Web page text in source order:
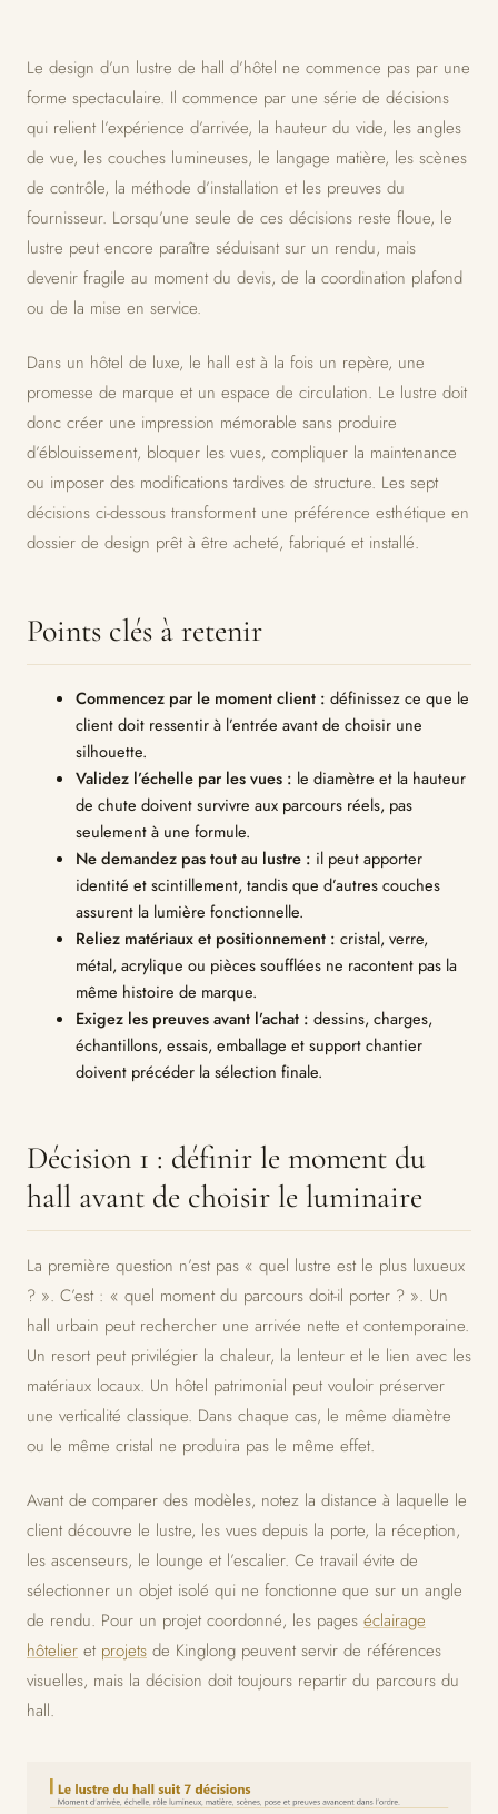
Le design d’un lustre de hall d’hôtel ne commence pas par une
forme spectaculaire. Il commence par une série de décisions
qui relient l’expérience d’arrivée, la hauteur du vide, les angles
de vue, les couches lumineuses, le langage matière, les scènes
de contrôle, la méthode d’installation et les preuves du
fournisseur. Lorsqu’une seule de ces décisions reste floue, le
lustre peut encore paraître séduisant sur un rendu, mais
devenir fragile au moment du devis, de la coordination plafond
ou de la mise en service.
Dans un hôtel de luxe, le hall est à la fois un repère, une
promesse de marque et un espace de circulation. Le lustre doit
donc créer une impression mémorable sans produire
d’éblouissement, bloquer les vues, compliquer la maintenance
ou imposer des modifications tardives de structure. Les sept
décisions ci-dessous transforment une préférence esthétique en
dossier de design prêt à être acheté, fabriqué et installé.
Points clés à retenir
Commencez par le moment client : définissez ce que le
client doit ressentir à l’entrée avant de choisir une
silhouette.
Validez l’échelle par les vues : le diamètre et la hauteur
de chute doivent survivre aux parcours réels, pas
seulement à une formule.
Ne demandez pas tout au lustre : il peut apporter
identité et scintillement, tandis que d’autres couches
assurent la lumière fonctionnelle.
Reliez matériaux et positionnement : cristal, verre,
métal, acrylique ou pièces soufflées ne racontent pas la
même histoire de marque.
Exigez les preuves avant l’achat : dessins, charges,
échantillons, essais, emballage et support chantier
doivent précéder la sélection finale.
Décision 1 : définir le moment du
hall avant de choisir le luminaire
La première question n’est pas « quel lustre est le plus luxueux
? ». C’est : « quel moment du parcours doit-il porter ? ». Un
hall urbain peut rechercher une arrivée nette et contemporaine.
Un resort peut privilégier la chaleur, la lenteur et le lien avec les
matériaux locaux. Un hôtel patrimonial peut vouloir préserver
une verticalité classique. Dans chaque cas, le même diamètre
ou le même cristal ne produira pas le même effet.
Avant de comparer des modèles, notez la distance à laquelle le
client découvre le lustre, les vues depuis la porte, la réception,
les ascenseurs, le lounge et l’escalier. Ce travail évite de
sélectionner un objet isolé qui ne fonctionne que sur un angle
de rendu. Pour un projet coordonné, les pages éclairage
hôtelier et projets de Kinglong peuvent servir de références
visuelles, mais la décision doit toujours repartir du parcours du
hall.